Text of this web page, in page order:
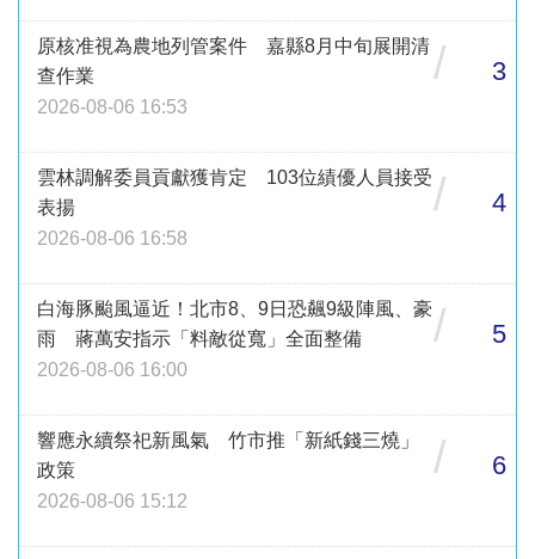
原核准視為農地列管案件 嘉縣8月中旬展開清
查作業
2026-08-06 16:53
/ 3
雲林調解委員貢獻獲肯定 103位績優人員接受
表揚
2026-08-06 16:58
/ 4
白海豚颱風逼近！北市8、9日恐飆9級陣風、豪
雨 蔣萬安指示「料敵從寬」全面整備
2026-08-06 16:00
/ 5
響應永續祭祀新風氣 竹市推「新紙錢三燒」
政策
2026-08-06 15:12
/ 6